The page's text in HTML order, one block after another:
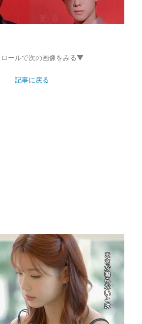
ールで次の画像をみる▼
記事に戻る